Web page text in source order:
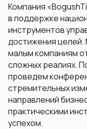
Компания
в поддержке
инструментов
достижения
малым компаниям
сложных реалиях.
проведем
стремительных
направлений
практическими
успехом.